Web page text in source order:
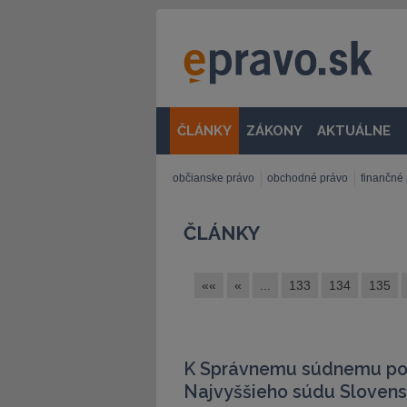
ČLÁNKY ZÁKONY AKTUÁLNE
občianske právo obchodné právo finančné
ČLÁNKY
«« « 133 134 135
K Správnemu súdnemu
Najvyššieho súdu